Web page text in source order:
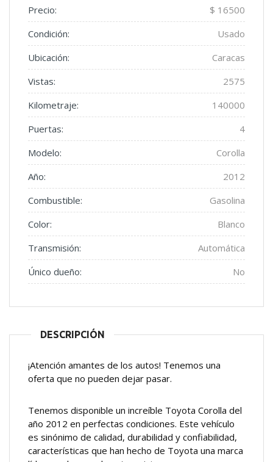
Precio:
$ 16500
Condición:
Usado
Ubicación:
Caracas
Vistas:
2575
Kilometraje:
140000
Puertas:
4
Modelo:
Corolla
Año:
2012
Combustible:
Gasolina
Color:
Blanco
Transmisión:
Automática
Único dueño:
No
DESCRIPCIÓN
¡Atención amantes de los autos! Tenemos una
oferta que no pueden dejar pasar.
Tenemos disponible un increíble Toyota Corolla del
año 2012 en perfectas condiciones. Este vehículo
es sinónimo de calidad, durabilidad y confiabilidad,
características que han hecho de Toyota una marca